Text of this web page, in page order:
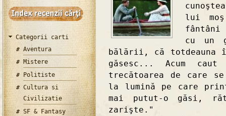
Categorii carti
Aventura
Mistere
Politiste
Cultura si
Civilizatie
SF & Fantasy
lui
cu un
bălării, că totdeauna
găsesc... Acum
trecătoarea de care
la lumină pe care
mai putut-o găsi,
zarişte."